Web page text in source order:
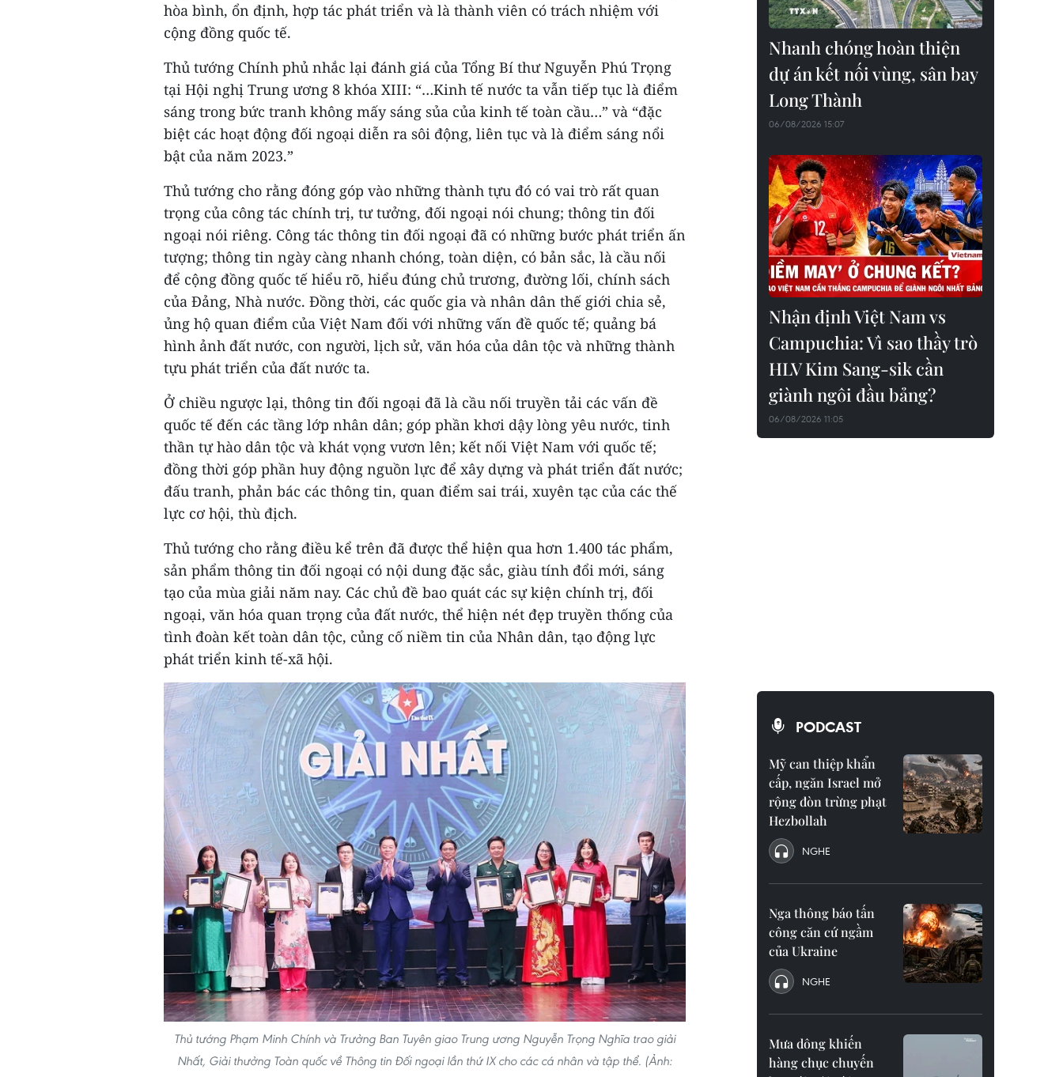
hòa bình, ổn định, hợp tác phát triển và là thành viên có trách nhiệm với
cộng đồng quốc tế.
Thủ tướng Chính phủ nhắc lại đánh giá của Tổng Bí thư Nguyễn Phú Trọng
tại Hội nghị Trung ương 8 khóa XIII: “…Kinh tế nước ta vẫn tiếp tục là điểm
sáng trong bức tranh không mấy sáng sủa của kinh tế toàn cầu…” và “đặc
biệt các hoạt động đối ngoại diễn ra sôi động, liên tục và là điểm sáng nổi
bật của năm 2023.”
Thủ tướng cho rằng đóng góp vào những thành tựu đó có vai trò rất quan
trọng của công tác chính trị, tư tưởng, đối ngoại nói chung; thông tin đối
ngoại nói riêng. Công tác thông tin đối ngoại đã có những bước phát triển ấn
tượng; thông tin ngày càng nhanh chóng, toàn diện, có bản sắc, là cầu nối
để cộng đồng quốc tế hiểu rõ, hiểu đúng chủ trương, đường lối, chính sách
của Đảng, Nhà nước. Đồng thời, các quốc gia và nhân dân thế giới chia sẻ,
ủng hộ quan điểm của Việt Nam đối với những vấn đề quốc tế; quảng bá
hình ảnh đất nước, con người, lịch sử, văn hóa của dân tộc và những thành
tựu phát triển của đất nước ta.
Ở chiều ngược lại, thông tin đối ngoại đã là cầu nối truyền tải các vấn đề
quốc tế đến các tầng lớp nhân dân; góp phần khơi dậy lòng yêu nước, tinh
thần tự hào dân tộc và khát vọng vươn lên; kết nối Việt Nam với quốc tế;
đồng thời góp phần huy động nguồn lực để xây dựng và phát triển đất nước;
đấu tranh, phản bác các thông tin, quan điểm sai trái, xuyên tạc của các thế
lực cơ hội, thù địch.
Thủ tướng cho rằng điều kể trên đã được thể hiện qua hơn 1.400 tác phẩm,
sản phẩm thông tin đối ngoại có nội dung đặc sắc, giàu tính đổi mới, sáng
tạo của mùa giải năm nay. Các chủ đề bao quát các sự kiện chính trị, đối
ngoại, văn hóa quan trọng của đất nước, thể hiện nét đẹp truyền thống của
tình đoàn kết toàn dân tộc, củng cố niềm tin của Nhân dân, tạo động lực
phát triển kinh tế-xã hội.
Thủ tướng Phạm Minh Chính và Trưởng Ban Tuyên giao Trung ương Nguyễn Trọng Nghĩa trao giải
Nhất, Giải thưởng Toàn quốc về Thông tin Đối ngoại lần thứ IX cho các cá nhân và tập thể. (Ảnh:
Nhanh chóng hoàn thiện
dự án kết nối vùng, sân bay
Long Thành
06/08/2026 15:07
Nhận định Việt Nam vs
Campuchia: Vì sao thầy trò
HLV Kim Sang-sik cần
giành ngôi đầu bảng?
06/08/2026 11:05
PODCAST
Mỹ can thiệp khẩn
cấp, ngăn Israel mở
rộng đòn trừng phạt
Hezbollah
NGHE
Nga thông báo tấn
công căn cứ ngầm
của Ukraine
NGHE
Mưa dông khiến
hàng chục chuyến